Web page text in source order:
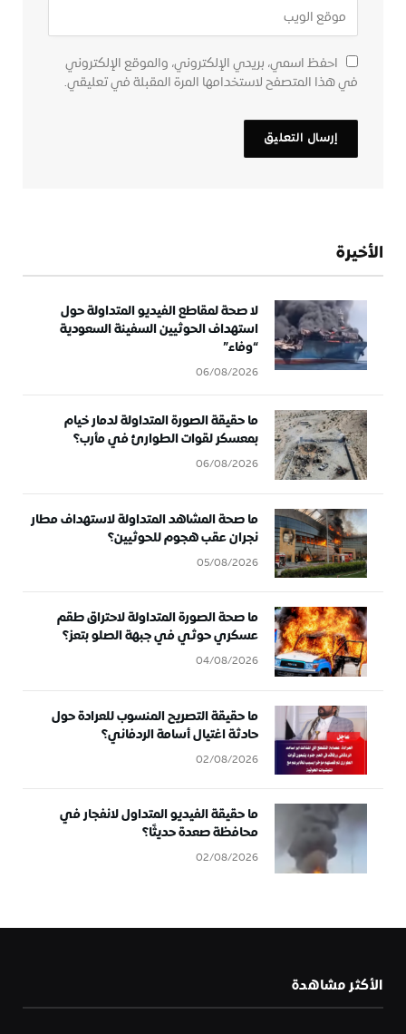
احفظ اسمي، بريدي الإلكتروني، والموقع الإلكتروني
في هذا المتصفح لاستخدامها المرة المقبلة في تعليقي.
الأخيرة
لا صحة لمقاطع الفيديو المتداولة حول
استهداف الحوثيين السفينة السعودية
“وفاء”
06/08/2026
ما حقيقة الصورة المتداولة لدمار خيام
بمعسكر لقوات الطوارئ في مأرب؟
06/08/2026
ما صحة المشاهد المتداولة لاستهداف مطار
نجران عقب هجوم للحوثيين؟
05/08/2026
ما صحة الصورة المتداولة لاحتراق طقم
عسكري حوثي في جبهة الصلو بتعز؟
04/08/2026
ما حقيقة التصريح المنسوب للعرادة حول
حادثة اغتيال أسامة الردفاني؟
02/08/2026
ما حقيقة الفيديو المتداول لانفجار في
محافظة صعدة حديثًا؟
02/08/2026
الأكثر مشاهدة